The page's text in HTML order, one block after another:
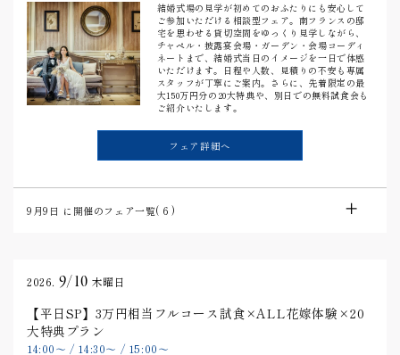
結婚式場の見学が初めてのおふたりにも安心して
ご参加いただける相談型フェア。南フランスの邸
宅を思わせる貸切空間をゆっくり見学しながら、
チャペル・披露宴会場・ガーデン・会場コーディ
ネートまで、結婚式当日のイメージを一日で体感
いただけます。日程や人数、見積りの不安も専属
スタッフが丁寧にご案内。さらに、先着限定の最
大150万円分の20大特典や、別日での無料試食会も
ご紹介いたします。
フェア詳細へ
9月9日 に開催のフェア一覧( 6 )
2026. 9/10 木曜日
【平日SP】3万円相当フルコース試食×ALL花嫁体験×20
大特典プラン
14:00〜 / 14:30〜 / 15:00〜